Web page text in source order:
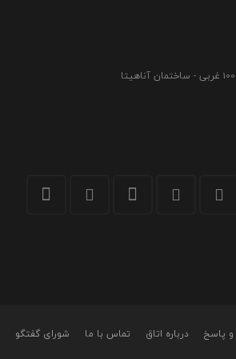
پاسخ درباره اتاق تماس با ما شورای گفتگو